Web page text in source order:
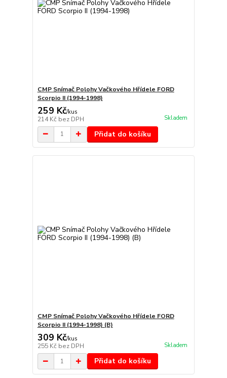
CMP Snímač Polohy Vačkového Hřídele FORD
Scorpio II (1994-1998)
259 Kč/kus
214 Kč bez DPH Skladem
Přidat do košíku
CMP Snímač Polohy Vačkového Hřídele FORD
Scorpio II (1994-1998) (B)
309 Kč/kus
255 Kč bez DPH Skladem
Přidat do košíku